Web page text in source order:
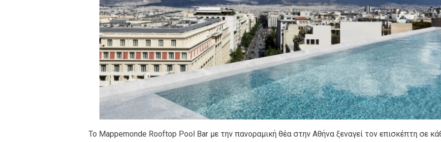
Το Mappemonde Rooftop Pool Bar με την πανοραμική θέα στην Αθήνα ξεναγεί τον επισκέπτη σε